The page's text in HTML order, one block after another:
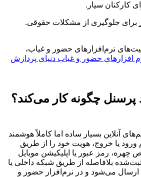
کارکنان سیار.
برای جلوگیری از مشکلات حقوقی.
نرم‌افزارهای حضور و غیاب،
افزارهای حضور و غیاب دنیای پردازش
پرسنل چگونه کار می‌کند؟
آنلاین بسیار ساده اما کاملاً هوشمند
ورود یا خروج، هویت خود را از طریق
رمز عبور یا اپلیکیشن موبایل
بلافاصله از طریق شبکه داخلی یا
ارسال می‌شود و در نرم‌افزار حضور و